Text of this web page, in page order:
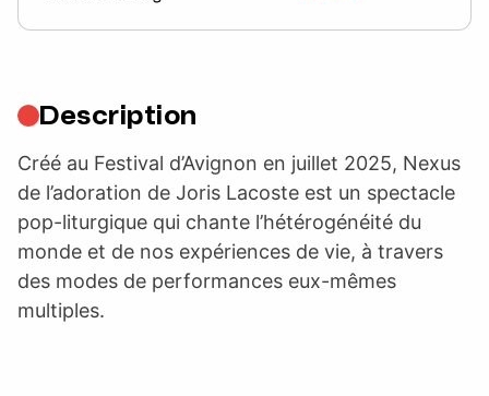
Description
Créé au Festival d’Avignon en juillet 2025, Nexus
de l’adoration de Joris Lacoste est un spectacle
pop-liturgique qui chante l’hétérogénéité du
monde et de nos expériences de vie, à travers
des modes de performances eux-mêmes
multiples.